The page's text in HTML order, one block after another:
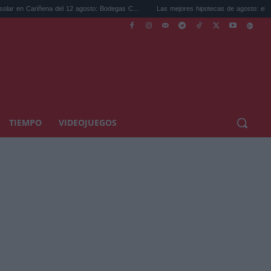
del 12 agosto: Bodegas C... Las mejores hipotecas de agosto: el TAE más
TIEMPO VIDEOJUEGOS